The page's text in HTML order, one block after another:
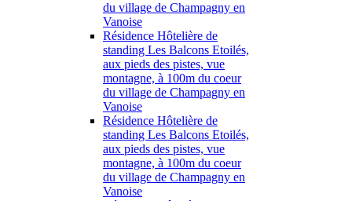
du village de Champagny en
Vanoise
Résidence Hôtelière de
standing Les Balcons Etoilés,
aux pieds des pistes, vue
montagne, à 100m du coeur
du village de Champagny en
Vanoise
Résidence Hôtelière de
standing Les Balcons Etoilés,
aux pieds des pistes, vue
montagne, à 100m du coeur
du village de Champagny en
Vanoise